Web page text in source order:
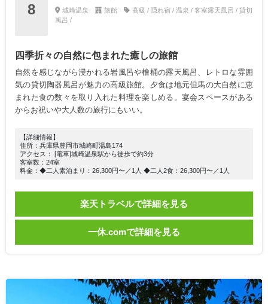
8 城崎温泉 旅館
高級 / 隠れ宿 / 温泉 / 客室露天風呂 / 貸切
風呂 /
四季折々の自然に包まれた癒しの旅館
自然を感じながら浸かれる岩風呂や檜桶の露天風呂、レトロな雰囲
気の貸切陶器風呂が魅力の高級旅館。夕食は地元但馬の大自然に恵
まれた食の数々を取り入れた料理を楽しめる。宴会スペースがある
からお祝いや大人数の旅行にもいい。
【詳細情報】
住所：兵庫県豊岡市城崎町湯島174
アクセス： [電車]城崎温泉駅から徒歩で約3分
客室数：24室
料金：◆二人素泊まり：26,300円〜／1人 ◆二人2食：26,300円〜／1人
楽天トラベルで詳細を見る
一休.comで詳細を見る